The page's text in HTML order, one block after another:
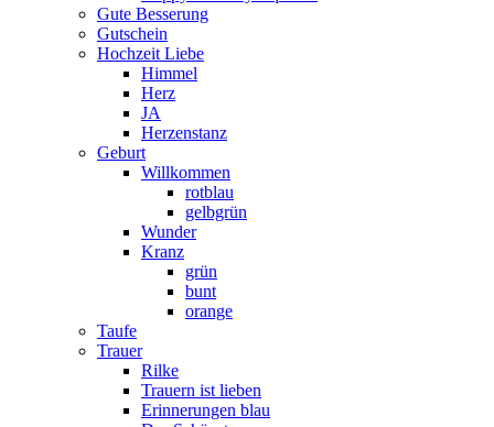
Gute Besserung
Gutschein
Hochzeit Liebe
Himmel
Herz
JA
Herzenstanz
Geburt
Willkommen
rotblau
gelbgrün
Wunder
Kranz
grün
bunt
orange
Taufe
Trauer
Rilke
Trauern ist lieben
Erinnerungen blau